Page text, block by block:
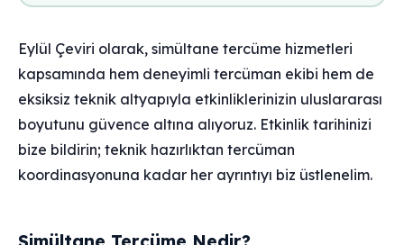
Eylül Çeviri olarak, simültane tercüme hizmetleri
kapsamında hem deneyimli tercüman ekibi hem de
eksiksiz teknik altyapıyla etkinliklerinizin uluslararası
boyutunu güvence altına alıyoruz. Etkinlik tarihinizi
bize bildirin; teknik hazırlıktan tercüman
koordinasyonuna kadar her ayrıntıyı biz üstlenelim.